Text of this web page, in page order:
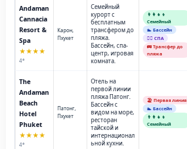
Andaman
Cannacia
Resort &
Spa
★★★★
4*
Карон,
Пхукет
Семейный
курорт с
бесплатным
трансфером до
пляжа.
Бассейн, спа-
центр, игровая
комната.
👨‍👩‍👧‍👦
Семейный
🏊 Бассейн
💆‍♂️ СПА
🚌 Трансфер до
пляжа
The
Andaman
Beach
Hotel
Phuket
★★★★
4*
Патонг,
Пхукет
Отель на
первой линии
пляжа Патонг.
Бассейн с
видом на море,
ресторан
тайской и
интернационал
ьной кухни.
🏖️ Первая линия
🏊 Бассейн
👨‍👩‍👧‍👦
Семейный